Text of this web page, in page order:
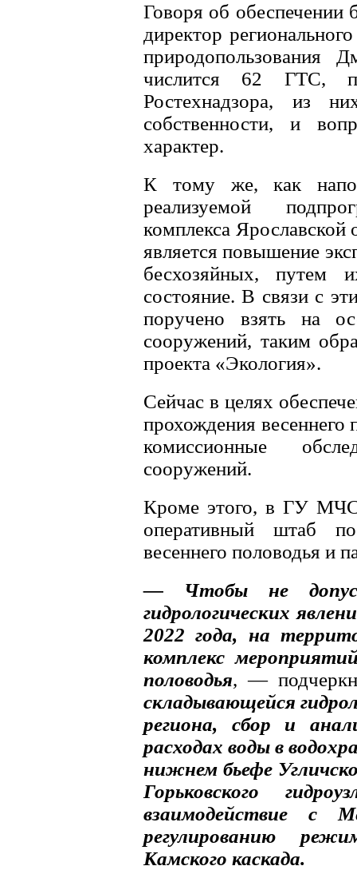
Говоря об обеспечении
директор
природопользования
числится 62 ГТС,
Ростехнадзора, из
собственности, и
характер.
К тому же, как
реализуемой
комплекса Ярославской
является повышение
бесхозяйных, путем
состояние. В связи с
поручено взять на
сооружений, таким
проекта «Экология».
Сейчас в целях
прохождения весеннего
комиссионные
сооружений.
Кроме этого, в ГУ МЧС
оперативный штаб
весеннего половодья и
— Чтобы не
гидрологических
2022 года, на
комплекс
половодья, —
складывающейся
региона, сбор и
расходах воды в
нижнем бьефе
Горьковского
взаимодействие с
регулированию
Камского каскада.